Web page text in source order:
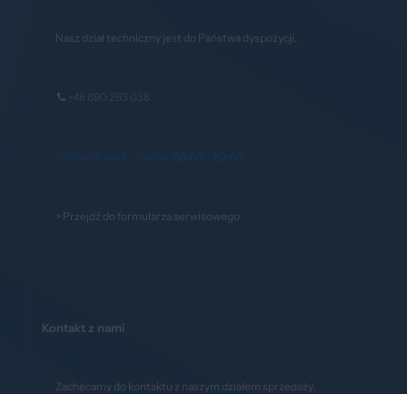
Nasz dział techniczny jest do Państwa dyspozycji.
+48 690 263 038
> Poniedziałek – Piątek: 08:00 - 20:00
> Przejdź do formularza serwisowego
Kontakt z nami
Zachęcamy do kontaktu z naszym działem sprzedaży.